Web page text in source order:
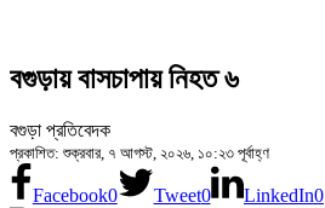
বগুড়ায় বাসচাপায় নিহত ৬
বগুড়া প্রতিবেদক
প্রকাশিত: শুক্রবার, ৭ আগস্ট, ২০২৬, ১০:২৩ পূর্বাহ্ণ
Facebook0 Tweet0 LinkedIn0